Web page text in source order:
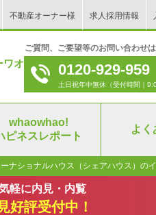
不動産オーナー様 求人採用情報
ワオ！
ご質問、ご要望等のお問い合わせは
0120-929-959
土日祝年中無休（受付時間｜
whaowhao!
ピネスレポート
よく
ナショナルハウス（シェアハウス）の
軽に内見・内覧
好評受付中！